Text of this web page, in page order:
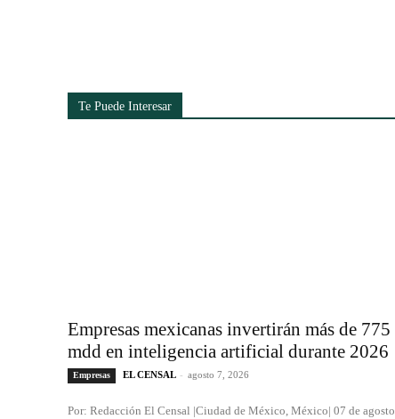
Te Puede Interesar
Empresas mexicanas invertirán más de 775
mdd en inteligencia artificial durante 2026
Empresas EL CENSAL - agosto 7, 2026
Por: Redacción El Censal |Ciudad de México, México| 07 de agosto